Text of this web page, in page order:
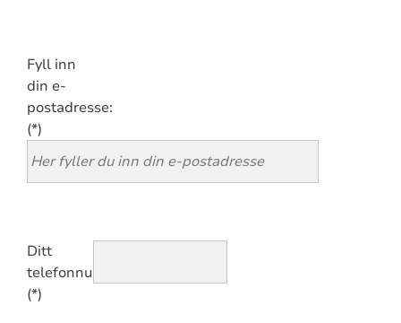
Fyll inn
din e-
postadresse:
Ditt
telefonnummer